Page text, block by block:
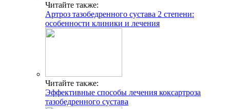
Читайте также:
Артроз тазобедренного сустава 2 степени:
особенности клиники и лечения
Читайте также:
Эффективные способы лечения коксартроза
тазобедренного сустава